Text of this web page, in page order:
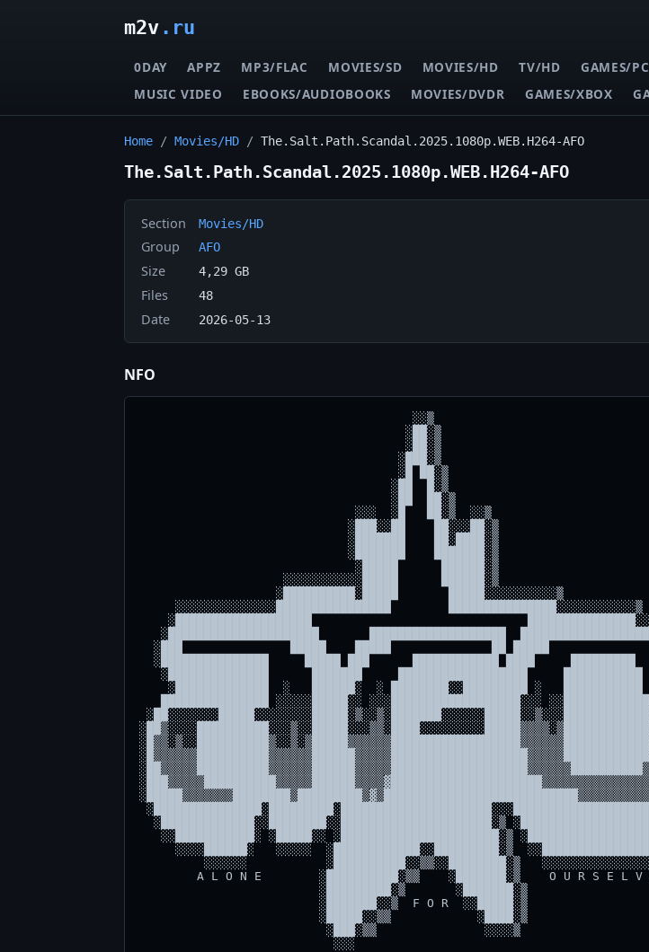
m2v.ru
0DAY APPZ MP3/FLAC MOVIES/SD MOVIES/HD TV/HD GAMES/PC
MUSIC VIDEO
EBOOKS/AUDIOBOOKS MOVIES/DVDR GAMES/XBOX
Home / Movies/HD / The.Salt.Path.Scandal.2025.1080p.WEB.H264-AFO
The.Salt.Path.Scandal.2025.1080p.WEB.H264-AFO
Section Movies/HD
Group AFO
Size 4,29 GB
Files 48
Date 2026-05-13
NFO
                                    ░█ ██░▒
░██
░██
░░░  ░█   ██░▒
░███░░██
░███████
░███████
░█████
                    ░░░░░░░░░░░█████      ██████░▒
░██████████░█████
░░░░░░░░░░░░░░████████████████
░███████████████████
░█████████████████████       ███████████████████
░███               █████    █████              ██ █████
░███████████████     █████ ███      ████████████ ████     █████████
░██████████████      ███████     ██████████████████     ███████████
░█████████████  ░   ██████░  ░ ████████░░█████████ ░   ███████████
███████████████ ░░░░░█████░░ ░░░██████████████████░░░
░█████████████░░████████░░█████████████████████░▒
░░███████████░ ░█████░░ ░██████████████████████░▒
░░░░██████░   ░░░░░  ░████████████░░█████████░▒
░░░░░░           ░██████████░░▒▒░░████████░▒
A L O N E        ░██████████░▒▒    ░███████░▒    O U R S E L V
                         ░█████████░▒       ░███████░▒
                         ░███████░░▒  F O R  ░░█████░▒
                         ░█████░░▒▒            ░████░▒
                          ░███░▒▒               ░░░░▒
                           ░░░